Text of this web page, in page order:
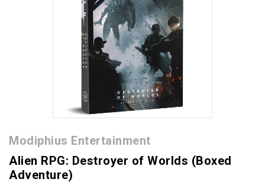
Modiphius Entertainment
Alien RPG: Destroyer of Worlds (Boxed
Adventure)